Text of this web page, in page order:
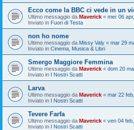
Ecco come la BBC ci vede in un
Ultimo messaggio da Maverick « mer 06
Inviato in Fuori di Testa
non ho nome
Ultimo messaggio da Missy Valy « mar 29
Inviato in Cinema, Musica & Libri
Smergo Maggiore Femmina
Ultimo messaggio da Maverick « dom 20
Inviato in I Nostri Scatti
Larva
Ultimo messaggio da Maverick « mar 22
Inviato in I Nostri Scatti
Tevere Farfa
Ultimo messaggio da Maverick « ven 04
Inviato in I Nostri Scatti